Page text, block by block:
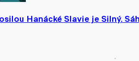
Hanácké Slavie je Silný.